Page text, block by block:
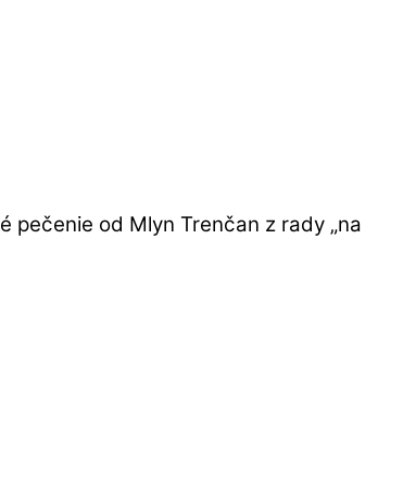
pečenie od Mlyn Trenčan z rady „na